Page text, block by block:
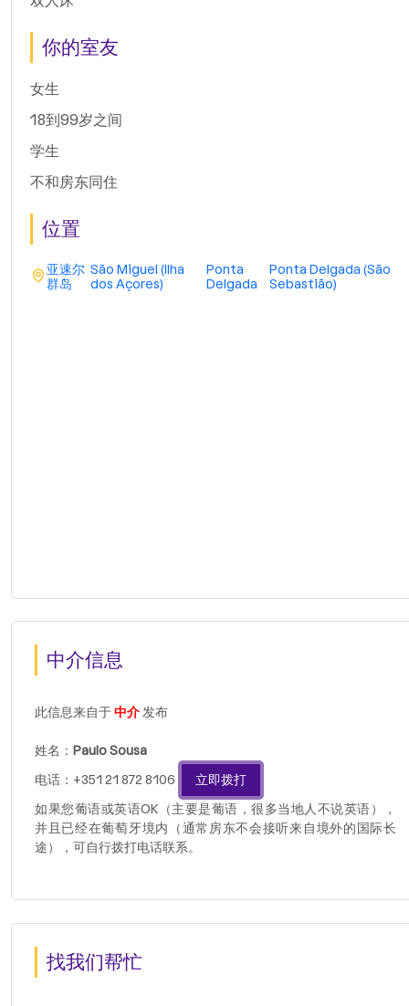
你的室友
女生
18到99岁之间
学生
不和房东同住
位置
亚速尔
群岛
São Miguel (Ilha
dos Açores)
Ponta
Delgada
Ponta Delgada (São
Sebastião)
中介信息
此信息来自于中介发布
姓名： Paulo Sousa
电话：+351 21 872 8106
立即拨打
如果您葡语或英语OK（主要是葡语，很多当地人不说英语），
并且已经在葡萄牙境内（通常房东不会接听来自境外的国际长
途），可自行拨打电话联系。
找我们帮忙